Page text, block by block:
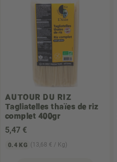
AUTOUR DU RIZ
Tagliatelles thaïes de riz
complet 400gr
5,47 €
0.4 KG (13,68 € / Kg)